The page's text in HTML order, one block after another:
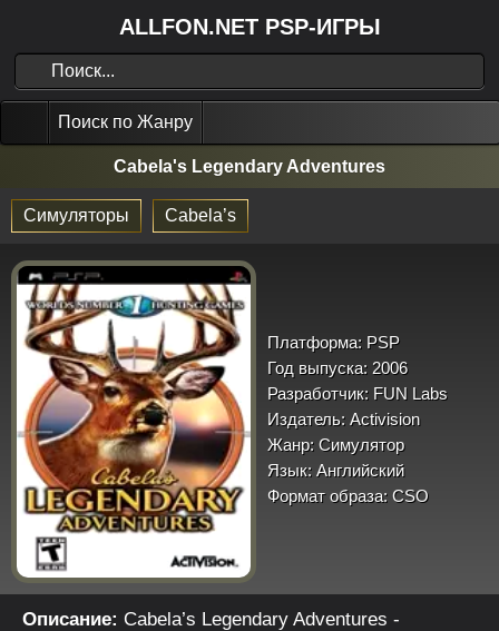
ALLFON.NET PSP-ИГРЫ
Поиск по Жанру
Cabela's Legendary Adventures
Симуляторы Cabela’s
Платформа: PSP
Год выпуска: 2006
Разработчик: FUN Labs
Издатель: Activision
Жанр: Симулятор
Язык: Английский
Формат образа: CSO
Описание: Cabela’s Legendary Adventures -